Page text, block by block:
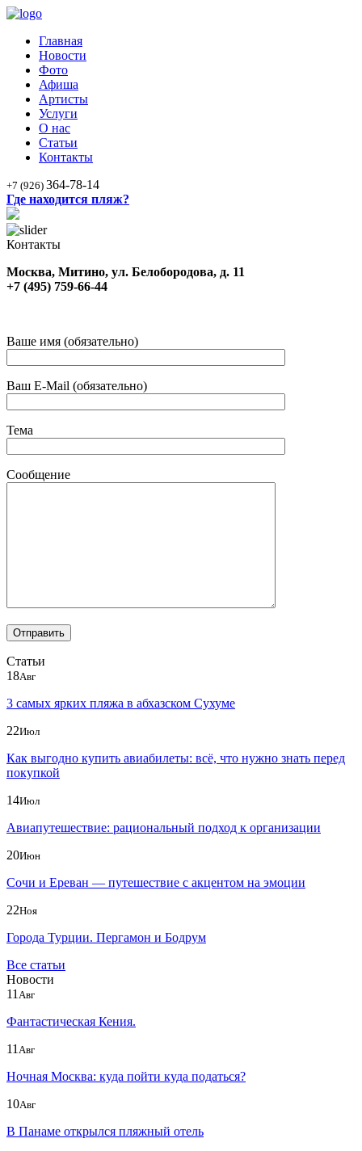
Главная
Новости
Фото
Афиша
Артисты
Услуги
О нас
Статьи
Контакты
+7 (926) 364-78-14
Где находится пляж?
Контакты
Москва, Митино, ул. Белобородова, д. 11
+7 (495) 759-66-44
Ваше имя (обязательно)
Ваш E-Mail (обязательно)
Тема
Сообщение
Статьи
18Авг
3 самых ярких пляжа в абхазском Сухуме
22Июл
Как выгодно купить авиабилеты: всё, что нужно знать перед
покупкой
14Июл
Авиапутешествие: рациональный подход к организации
20Июн
Сочи и Ереван — путешествие с акцентом на эмоции
22Ноя
Города Турции. Пергамон и Бодрум
Все статьи
Новости
11 Авг
Фантастическая Кения.
11 Авг
Ночная Москва: куда пойти куда податься?
10Авг
В Панаме открылся пляжный отель